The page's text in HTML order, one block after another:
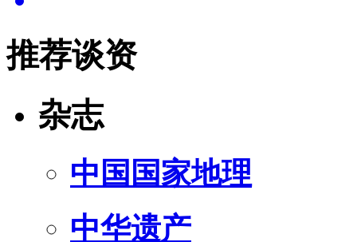
推荐谈资
杂志
中国国家地理
中华遗产